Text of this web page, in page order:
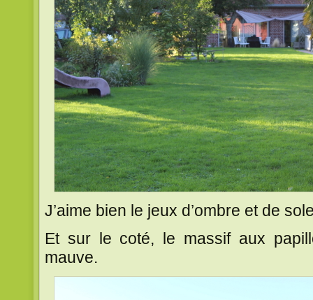
J’aime bien le jeux d’ombre et de
Et sur le coté, le massif aux
mauve.